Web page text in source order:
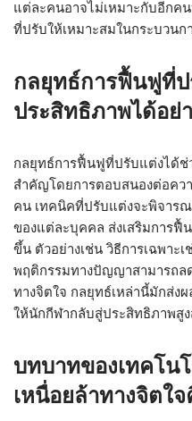
แต่ละคนอาจไม่เหมาะกับอีกค
ที่ปรับให้เหมาะสมในกระบวนก
กลยุทธ์การฟื้นฟูที่ป
ประสิทธิภาพได้อย่
กลยุทธ์การฟื้นฟูที่ปรับแต่งได้ช่
สำคัญโดยการตอบสนองต่อคว
คน เทคนิคที่ปรับแต่งจะพิจาร
ของแต่ละบุคคล ส่งเสริมการฟื้
ขึ้น ตัวอย่างเช่น วิธีการเฉพาะ
พฤติกรรมทางปัญญาสามารถล
ทางจิตใจ กลยุทธ์เหล่านี้มักส่ง
ให้นักกีฬากลับสู่ประสิทธิภาพสู
บทบาทของเทคโน
เหนื่อยล้าทางจิตใ